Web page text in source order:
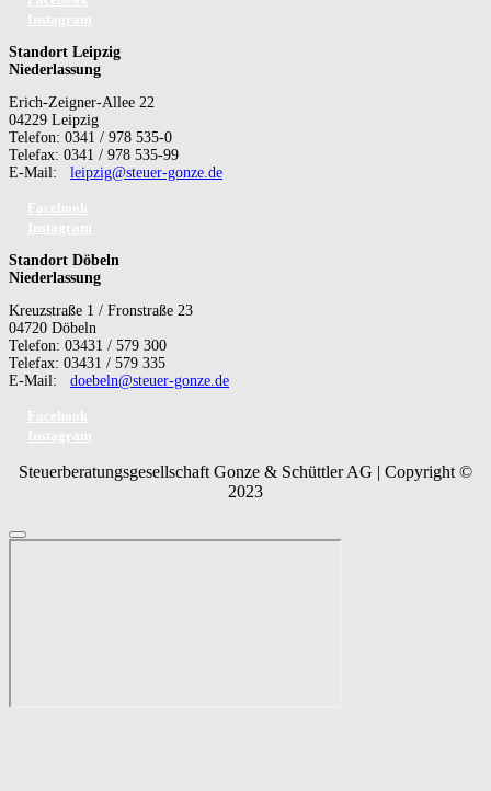
Standort Leipzig
Niederlassung
Erich-Zeigner-Allee 22
04229 Leipzig
Telefon: 0341 / 978 535-0
Telefax: 0341 / 978 535-99
E-Mail: leipzig@steuer-gonze.de
Standort Döbeln
Niederlassung
Kreuzstraße 1 / Fronstraße 23
04720 Döbeln
Telefon: 03431 / 579 300
Telefax: 03431 / 579 335
E-Mail: doebeln@steuer-gonze.de
Steuerberatungsgesellschaft Gonze & Schüttler AG | Copyright ©
2023